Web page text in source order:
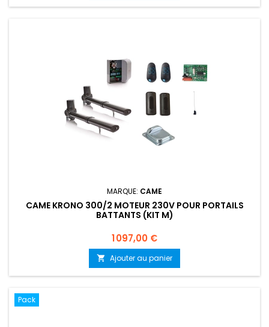
MARQUE: CAME
CAME KRONO 300/2 MOTEUR 230V POUR PORTAILS
BATTANTS (KIT M)
Prix
1 097,00 €
 Ajouter au panier
Pack